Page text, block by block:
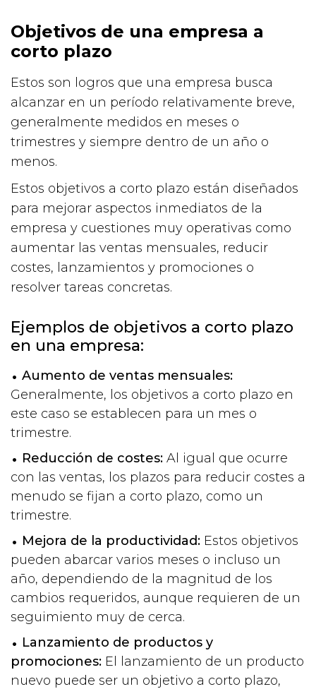
Objetivos de una empresa a
corto plazo
Estos son logros que una empresa busca
alcanzar en un período relativamente breve,
generalmente medidos en meses o
trimestres y siempre dentro de un año o
menos.
Estos objetivos a corto plazo están diseñados
para mejorar aspectos inmediatos de la
empresa y cuestiones muy operativas como
aumentar las ventas mensuales, reducir
costes, lanzamientos y promociones o
resolver tareas concretas.
Ejemplos de objetivos a corto plazo
en una empresa:
Aumento de ventas mensuales:
Generalmente, los objetivos a corto plazo en
este caso se establecen para un mes o
trimestre.
Reducción de costes: Al igual que ocurre
con las ventas, los plazos para reducir costes a
menudo se fijan a corto plazo, como un
trimestre.
Mejora de la productividad: Estos objetivos
pueden abarcar varios meses o incluso un
año, dependiendo de la magnitud de los
cambios requeridos, aunque requieren de un
seguimiento muy de cerca.
Lanzamiento de productos y
promociones: El lanzamiento de un producto
nuevo puede ser un objetivo a corto plazo,